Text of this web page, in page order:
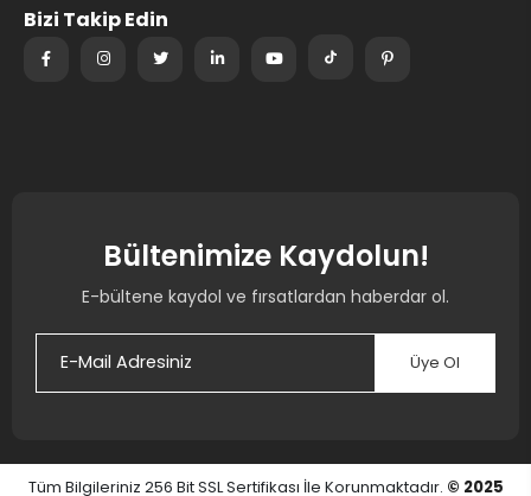
Bizi Takip Edin
Bültenimize Kaydolun!
E-bültene kaydol ve fırsatlardan haberdar ol.
Üye Ol
Tüm Bilgileriniz 256 Bit SSL Sertifikası İle Korunmaktadır. © 2025